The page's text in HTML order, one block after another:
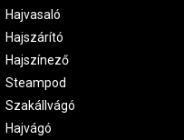
Hajvasaló
Hajszárító
Hajszínező
Steampod
Szakállvágó
Hajvágó